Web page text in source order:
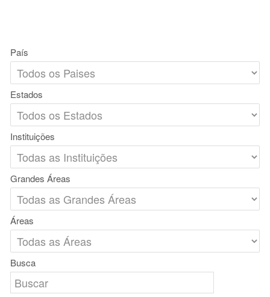
País
Estados
Instituições
Grandes Áreas
Áreas
Busca